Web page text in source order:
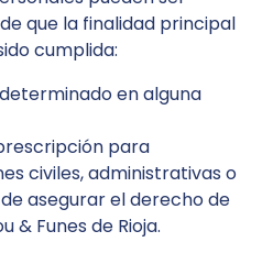
que la finalidad principal
cumplida:
en alguna
para
civiles, administrativas o
asegurar el derecho de
& Funes de Rioja.